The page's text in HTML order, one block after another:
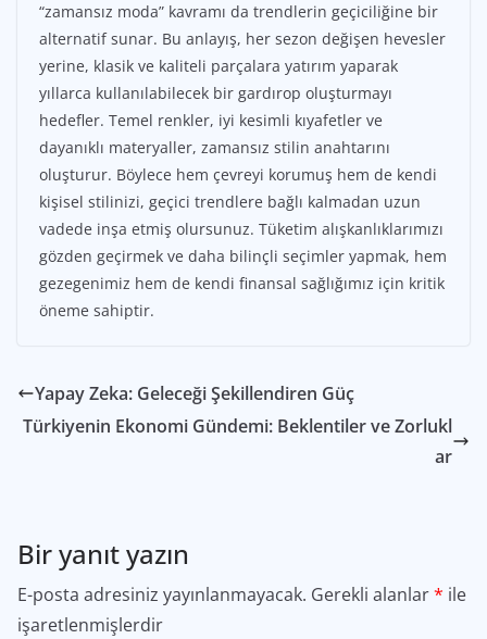
“zamansız moda” kavramı da trendlerin geçiciliğine bir
alternatif sunar. Bu anlayış, her sezon değişen hevesler
yerine, klasik ve kaliteli parçalara yatırım yaparak
yıllarca kullanılabilecek bir gardırop oluşturmayı
hedefler. Temel renkler, iyi kesimli kıyafetler ve
dayanıklı materyaller, zamansız stilin anahtarını
oluşturur. Böylece hem çevreyi korumuş hem de kendi
kişisel stilinizi, geçici trendlere bağlı kalmadan uzun
vadede inşa etmiş olursunuz. Tüketim alışkanlıklarımızı
gözden geçirmek ve daha bilinçli seçimler yapmak, hem
gezegenimiz hem de kendi finansal sağlığımız için kritik
öneme sahiptir.
Yapay Zeka: Geleceği Şekillendiren Güç
Türkiyenin Ekonomi Gündemi: Beklentiler ve Zorlukl
ar
Bir yanıt yazın
E-posta adresiniz yayınlanmayacak. Gerekli alanlar* ile
işaretlenmişlerdir